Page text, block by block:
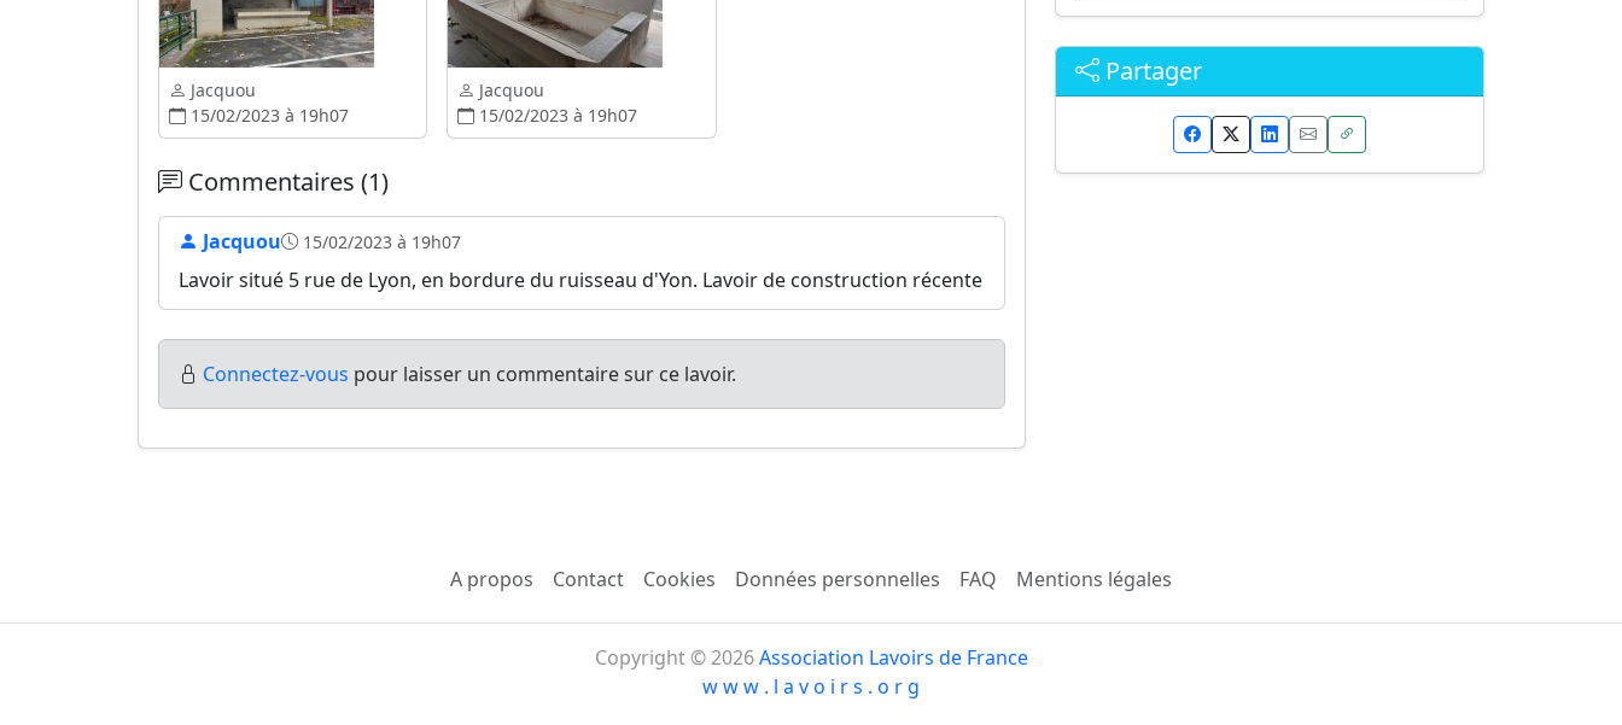
Jacquou
15/02/2023 à 19h07
Jacquou
15/02/2023 à 19h07
Commentaires (1)
Jacquou 15/02/2023 à 19h07
Lavoir situé 5 rue de Lyon, en bordure du ruisseau d'Yon. Lavoir de construction récente
Connectez-vous pour laisser un commentaire sur ce lavoir.
Partager
A propos Contact Cookies Données personnelles FAQ Mentions légales
Copyright © 2026Association Lavoirs de France
w w w . l a v o i r s . o r g